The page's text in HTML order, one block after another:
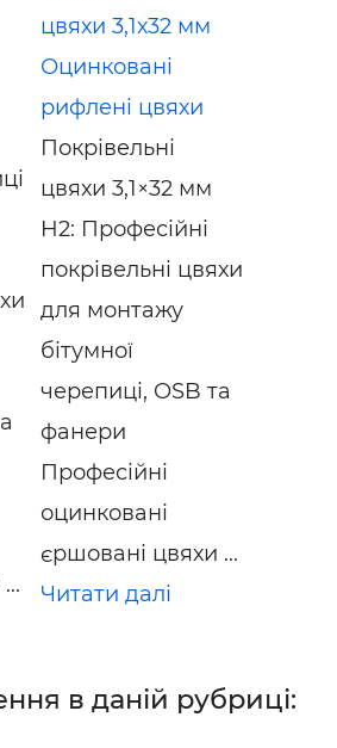
цвяхи 3,1х32 мм
Оцинковані
рифлені цвяхи
Покрівельні
цвяхи 3,1×32 мм
H2: Професійні
покрівельні цвяхи
для монтажу
бітумної
черепиці, OSB та
фанери
Професійні
оцинковані
єршовані цвяхи ...
Читати далі
в даній рубриці: